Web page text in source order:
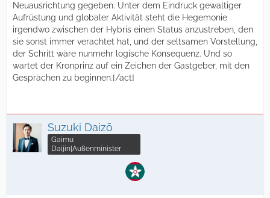
Neuausrichtung gegeben. Unter dem Eindruck gewaltiger
Aufrüstung und globaler Aktivität steht die Hegemonie
irgendwo zwischen der Hybris einen Status anzustreben, den
sie sonst immer verachtet hat, und der seltsamen Vorstellung,
der Schritt wäre nunmehr logische Konsequenz. Und so
wartet der Kronprinz auf ein Zeichen der Gastgeber, mit den
Gesprächen zu beginnen.[/act]
Suzuki Daizō
Gaimu
Daijin|Außenminister